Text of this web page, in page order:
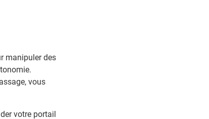
manipuler des
vous
votre portail